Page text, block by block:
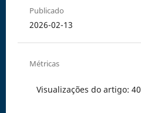
Publicado
2026-02-13
Métricas
Visualizações do artigo: 40